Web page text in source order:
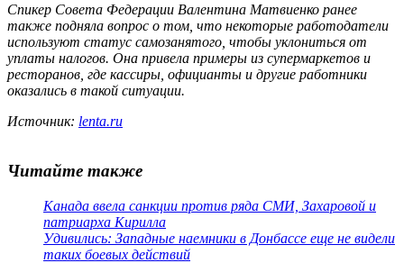
Спикер Совета Федерации Валентина Матвиенко ранее
также подняла вопрос о том, что некоторые работодатели
используют статус самозанятого, чтобы уклониться от
уплаты налогов. Она привела примеры из супермаркетов и
ресторанов, где кассиры, официанты и другие работники
оказались в такой ситуации.
Источник: lenta.ru
Читайте также
Канада ввела санкции против ряда СМИ, Захаровой и
патриарха Кирилла
Удивились: Западные наемники в Донбассе еще не видели
таких боевых действий